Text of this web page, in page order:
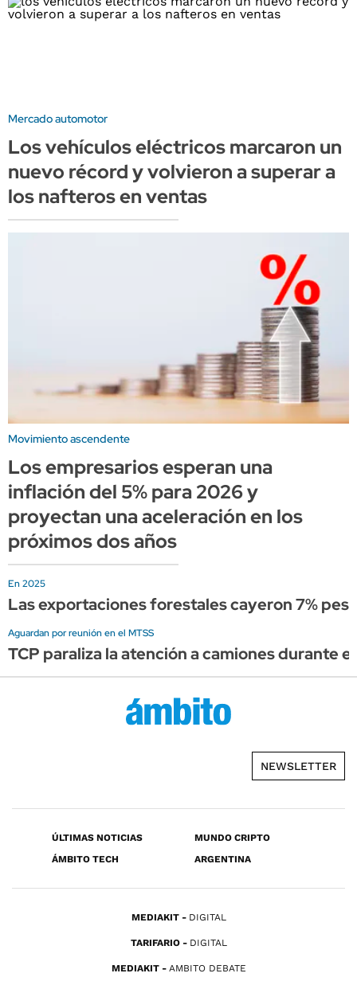
Mercado automotor
Los vehículos eléctricos marcaron un
nuevo récord y volvieron a superar a
los nafteros en ventas
Movimiento ascendente
Los empresarios esperan una
inflación del 5% para 2026 y
proyectan una aceleración en los
próximos dos años
En 2025
Las exportaciones forestales cayeron 7%
Aguardan por reunión en el MTSS
TCP paraliza la atención a camiones durante
NEWSLETTER
ÚLTIMAS NOTICIAS
MUNDO CRIPTO
ÁMBITO TECH
ARGENTINA
MEDIAKIT DIGITAL
TARIFARIO DIGITAL
MEDIAKIT AMBITO DEBATE